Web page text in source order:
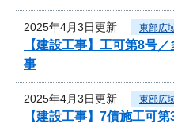
2025年4月3日更新 東部広
【建設工事】工可第8号
事
2025年4月3日更新 東部広
【建設工事】7債施工可